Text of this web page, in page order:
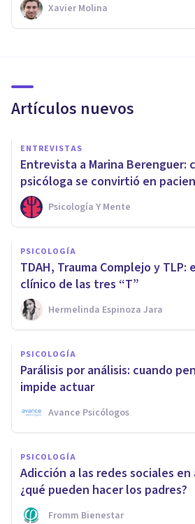
Xavier Molina
Artículos nuevos
ENTREVISTAS
Entrevista a Marina Berenguer:
psicóloga se convirtió en
Psicología Y Mente
PSICOLOGÍA
TDAH, Trauma Complejo y
clínico de las tres “T”
Hermelinda Espinoza Jara
PSICOLOGÍA
Parálisis por análisis: cuando
impide actuar
Avance Psicólogos
PSICOLOGÍA
Adicción a las redes sociales
¿qué pueden hacer los padres?
Fromm Bienestar